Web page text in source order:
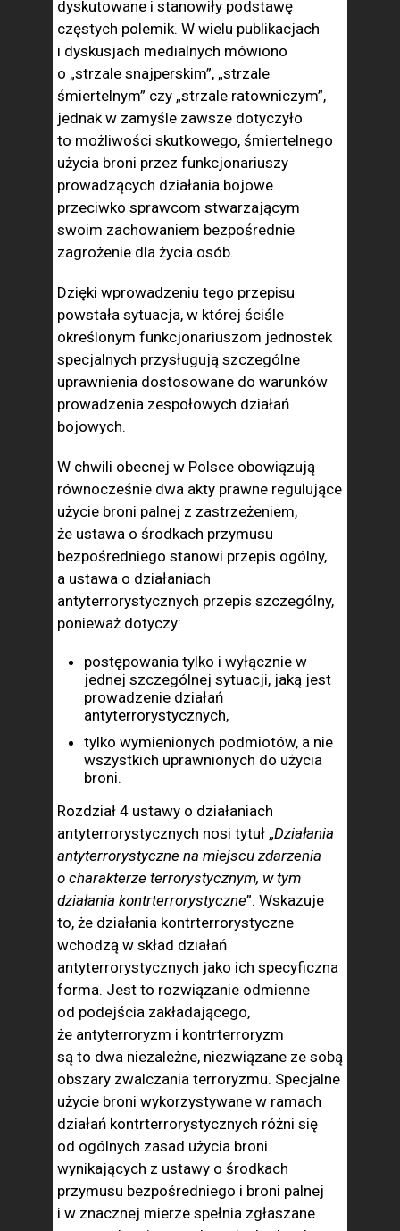
dyskutowane i stanowiły podstawę
częstych polemik. W wielu publikacjach
i dyskusjach medialnych mówiono
o „strzale snajperskim”, „strzale
śmiertelnym” czy „strzale ratowniczym”,
jednak w zamyśle zawsze dotyczyło
to możliwości skutkowego, śmiertelnego
użycia broni przez funkcjonariuszy
prowadzących działania bojowe
przeciwko sprawcom stwarzającym
swoim zachowaniem bezpośrednie
zagrożenie dla życia osób.
Dzięki wprowadzeniu tego przepisu
powstała sytuacja, w której ściśle
określonym funkcjonariuszom jednostek
specjalnych przysługują szczególne
uprawnienia dostosowane do warunków
prowadzenia zespołowych działań
bojowych.
W chwili obecnej w Polsce obowiązują
równocześnie dwa akty prawne regulujące
użycie broni palnej z zastrzeżeniem,
że ustawa o środkach przymusu
bezpośredniego stanowi przepis ogólny,
a ustawa o działaniach
antyterrorystycznych przepis szczególny,
ponieważ dotyczy:
postępowania tylko i wyłącznie w
jednej szczególnej sytuacji, jaką jest
prowadzenie działań
antyterrorystycznych,
tylko wymienionych podmiotów, a nie
wszystkich uprawnionych do użycia
broni.
Rozdział 4 ustawy o działaniach
antyterrorystycznych nosi tytuł „Działania
antyterrorystyczne na miejscu zdarzenia
o charakterze terrorystycznym, w tym
działania kontrterrorystyczne”. Wskazuje
to, że działania kontrterrorystyczne
wchodzą w skład działań
antyterrorystycznych jako ich specyficzna
forma. Jest to rozwiązanie odmienne
od podejścia zakładającego,
że antyterroryzm i kontrterroryzm
są to dwa niezależne, niezwiązane ze sobą
obszary zwalczania terroryzmu. Specjalne
użycie broni wykorzystywane w ramach
działań kontrterrorystycznych różni się
od ogólnych zasad użycia broni
wynikających z ustawy o środkach
przymusu bezpośredniego i broni palnej
i w znacznej mierze spełnia zgłaszane